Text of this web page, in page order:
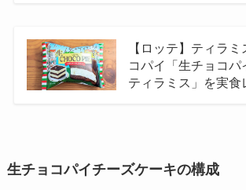
【ロッテ】ティラ
コパイ「生チョコパ
ティラミス」を実食
生チョコパイチーズケーキの構成